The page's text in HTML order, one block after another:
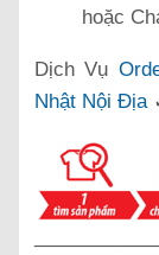
hoặc
Dịch Vụ
Nhật Nội Địa